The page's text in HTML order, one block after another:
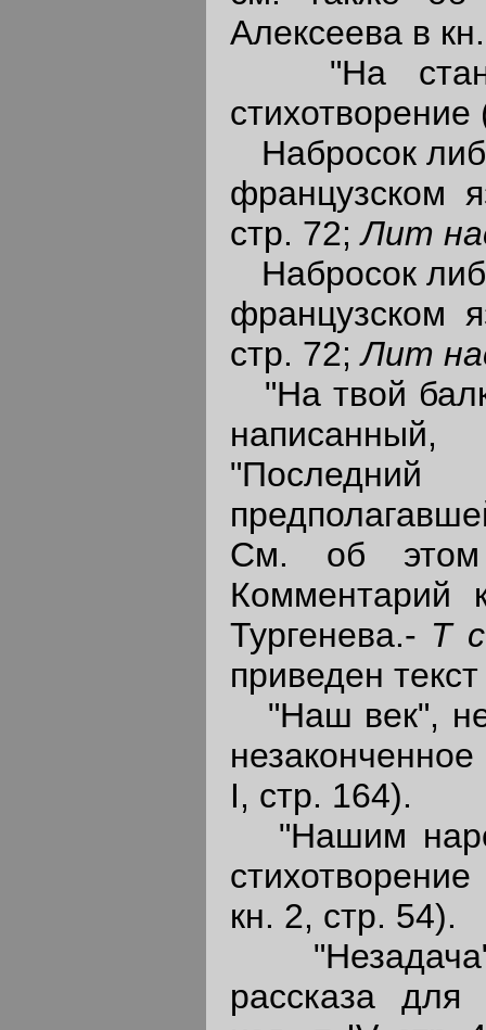
Алексеева в
"На
Набросок
стр. 72;Лит
Набросок
стр. 72;Лит
"На твой
См. об
Комментарий
Тургенева.- Т
приведен
"Наш век",
I, стр. 164).
"Нашим
кн. 2, стр. 54).
"Незадача",
рассказа для